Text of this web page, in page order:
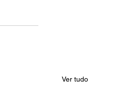
Ver tudo